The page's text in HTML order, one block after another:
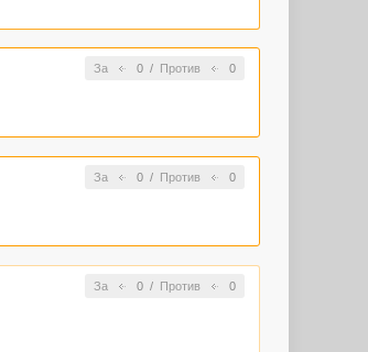
За 0/ Против 0
За 0/ Против 0
За 0/ Против 0